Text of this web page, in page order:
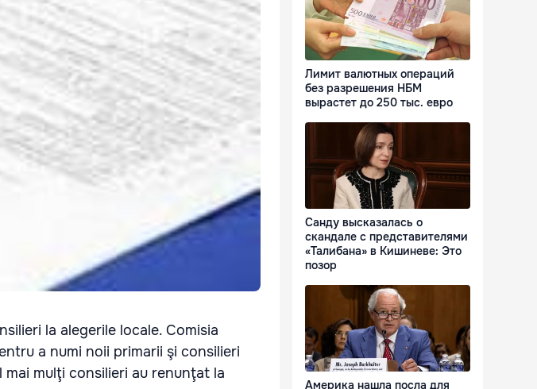
la alegerile locale. Comisia
a numi noii primarii şi consilieri
mulţi consilieri au renunţat la
Лимит валютных операций
без разрешения НБМ
вырастет до 250 тыс. евро
Санду высказалась о
скандале с представителями
«Талибана» в Кишиневе: Это
позор
Америка нашла посла для